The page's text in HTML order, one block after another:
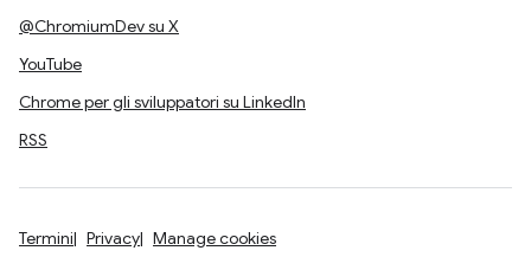
@ChromiumDev su X
YouTube
Chrome per gli sviluppatori su LinkedIn
RSS
Termini Privacy Manage cookies